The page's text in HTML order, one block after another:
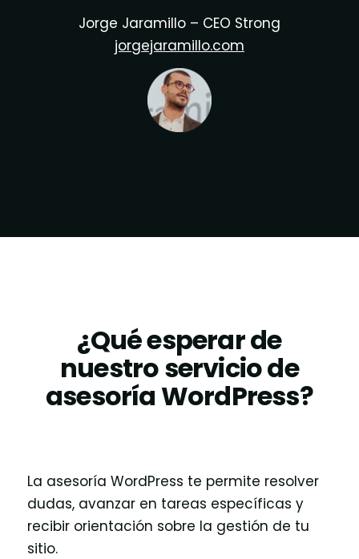
Jorge Jaramillo – CEO Strong
jorgejaramillo.com
¿Qué esperar de
nuestro servicio de
asesoría WordPress?
La asesoría WordPress te permite resolver
dudas, avanzar en tareas específicas y
recibir orientación sobre la gestión de tu
sitio.